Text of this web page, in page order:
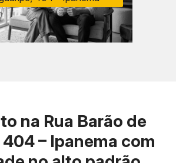
na Rua Barão de
– Ipanema com